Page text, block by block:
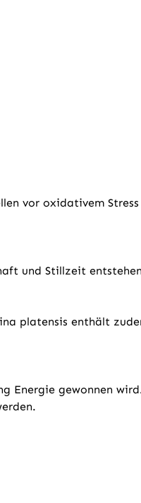
vor oxidativem
und Stillzeit
platensis enthält
Energie gewonnen